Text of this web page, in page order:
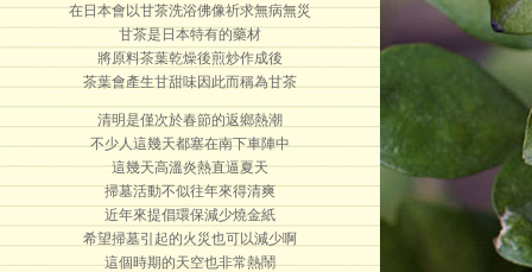
在日本會以甘茶洗浴佛像祈求無病無災
甘茶是日本特有的藥材
將原料茶葉乾燥後煎炒作成後
茶葉會產生甘甜味因此而稱為甘茶
清明是僅次於春節的返鄉熱潮
不少人這幾天都塞在南下車陣中
這幾天高溫炎熱直逼夏天
掃墓活動不似往年來得清爽
近年來提倡環保減少燒金紙
希望掃墓引起的火災也可以減少啊
這個時期的天空也非常熱鬧